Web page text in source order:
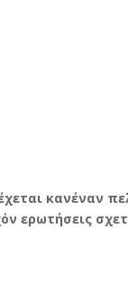
κανέναν
ερωτήσεις